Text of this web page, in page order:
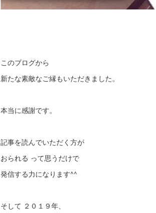
このブログから
新たな素敵なご縁もいただきました。
本当に感謝です。
記事を読んでいただく方が
おられる って思うだけで
発信する力になります^^
そして ２０１９年、